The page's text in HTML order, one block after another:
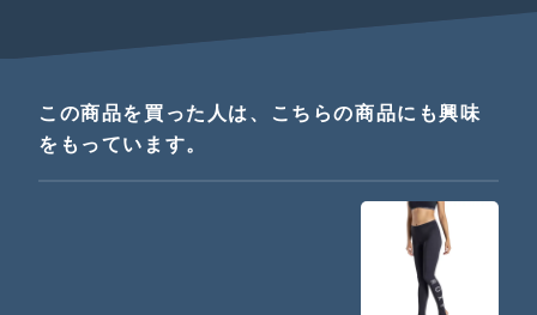
この商品を買った人は、こちらの商品にも興味
をもっています。